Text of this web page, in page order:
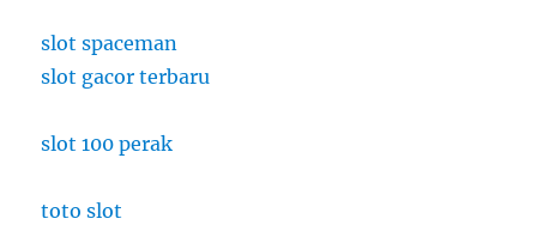
slot spaceman
slot gacor terbaru
slot 100 perak
toto slot